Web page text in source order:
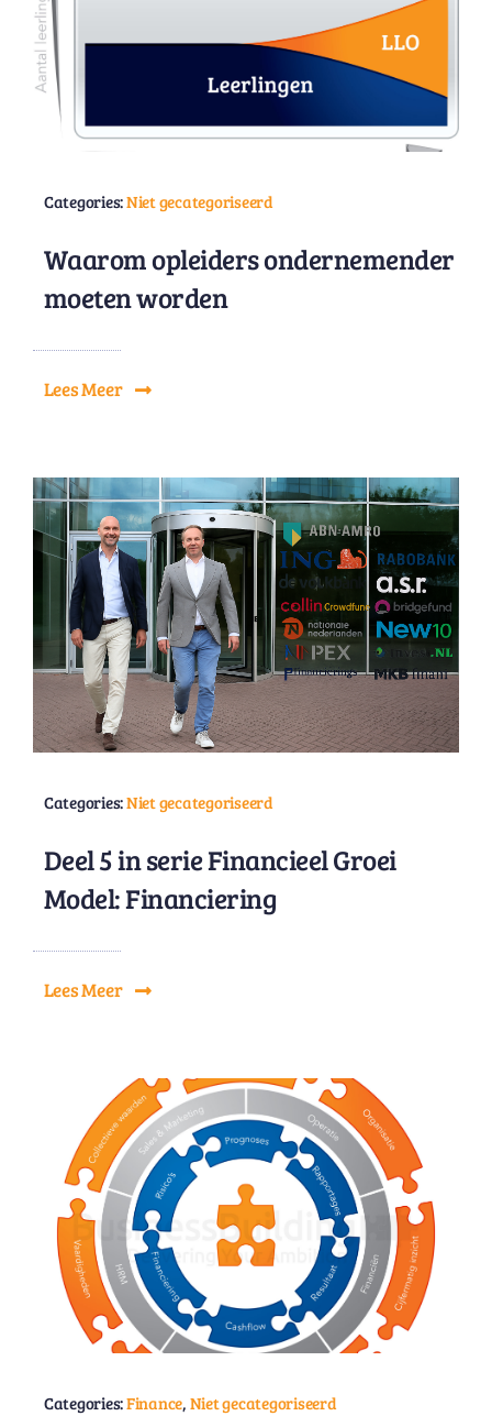
Categories:Niet gecategoriseerd
Waarom opleiders ondernemender
moeten worden
Lees Meer
Categories:Niet gecategoriseerd
Deel 5 in serie Financieel Groei
Model: Financiering
Lees Meer
Categories:Finance, Niet gecategoriseerd